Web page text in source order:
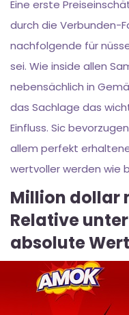
Eine erste
durch die Verbunden-
nachfolgende für
sei. Wie inside allen
nebensächlich in
das Sachlage das
Einfluss. Sic
allem perfekt
wertvoller werden wie
Million dollar
Relative
absolute